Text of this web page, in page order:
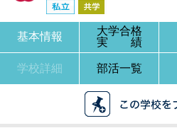
基本情報
大学合格
実 績
学校詳細 部活一覧